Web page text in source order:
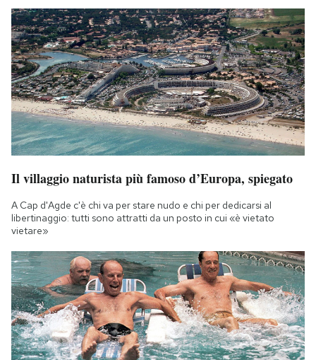
Esci
Il villaggio naturista più famoso d’Europa, spiegato
A Cap d'Agde c'è chi va per stare nudo e chi per dedicarsi al
libertinaggio: tutti sono attratti da un posto in cui «è vietato
vietare»